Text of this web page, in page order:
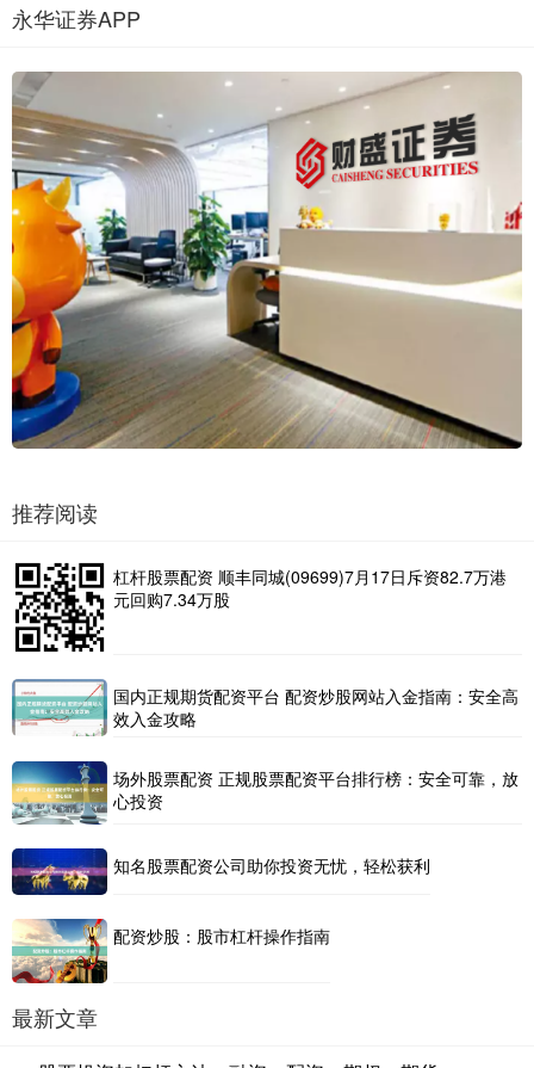
永华证券APP
推荐阅读
杠杆股票配资 顺丰同城(09699)7月17日斥资82.7万港
元回购7.34万股
国内正规期货配资平台 配资炒股网站入金指南：安全高
效入金攻略
场外股票配资 正规股票配资平台排行榜：安全可靠，放
心投资
知名股票配资公司助你投资无忧，轻松获利
配资炒股：股市杠杆操作指南
最新文章